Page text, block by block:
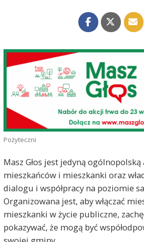
Pożyteczni
Masz Głos jest jedyną
mieszkańców i mieszkanki oraz
dialogu i współpracy na poziomie
Organizowana jest, aby włączać
mieszkanki w życie publiczne,
pokazywać, że mogą być